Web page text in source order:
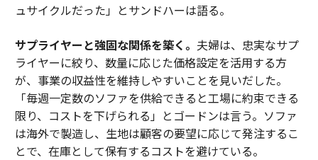
ュサイクルだった」とサンドハーは語る。
サプライヤーと強固な関係を築く。 夫婦は、忠実なサプ
ライヤーに絞り、数量に応じた価格設定を活用する方
が、事業の収益性を維持しやすいことを見いだした。
「毎週一定数のソファを供給できると工場に約束できる
限り、コストを下げられる」とゴードンは言う。ソファ
は海外で製造し、生地は顧客の要望に応じて発注するこ
とで、在庫として保有するコストを避けている。